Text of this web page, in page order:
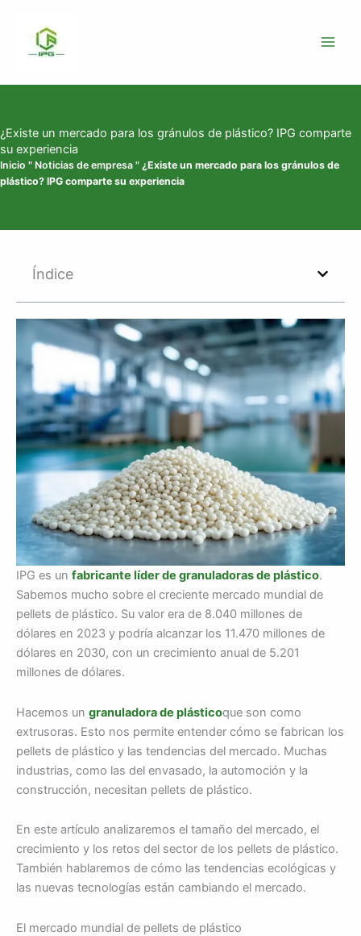
contenido
¿Existe un mercado para los gránulos de plástico? IPG comparte
su experiencia
Inicio " Noticias de empresa " ¿Existe un mercado para los gránulos de
plástico? IPG comparte su experiencia
Índice
IPG es un fabricante líder de granuladoras de plástico.
Sabemos mucho sobre el creciente mercado mundial de
pellets de plástico. Su valor era de 8.040 millones de
dólares en 2023 y podría alcanzar los 11.470 millones de
dólares en 2030, con un crecimiento anual de 5.201
millones de dólares.
Hacemos un granuladora de plásticoque son como
extrusoras. Esto nos permite entender cómo se fabrican los
pellets de plástico y las tendencias del mercado. Muchas
industrias, como las del envasado, la automoción y la
construcción, necesitan pellets de plástico.
En este artículo analizaremos el tamaño del mercado, el
crecimiento y los retos del sector de los pellets de plástico.
También hablaremos de cómo las tendencias ecológicas y
las nuevas tecnologías están cambiando el mercado.
El mercado mundial de pellets de plástico